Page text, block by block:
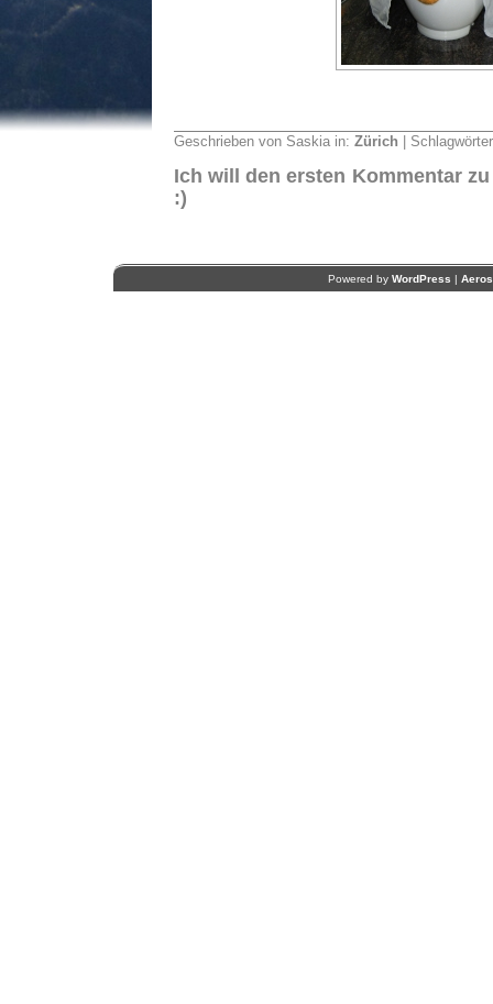
Geschrieben von Saskia in: Zürich |
Ich will den ersten Kommentar
:)
Powered by WordPress |